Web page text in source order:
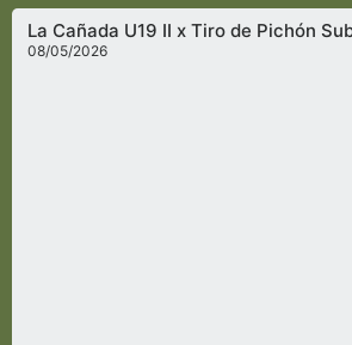
La Cañada U19 II x Tiro de Pichón
08/05/2026